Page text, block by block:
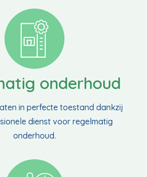
onderhoud
in perfecte toestand dankzij
dienst voor regelmatig
onderhoud.